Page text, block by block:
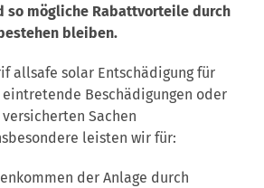
so mögliche Rabattvorteile durch
bleiben.
allsafe solar Entschädigung für
eintretende Beschädigungen oder
Sachen
leisten wir für:
der Anlage durch